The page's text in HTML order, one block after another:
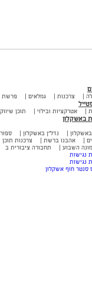
צרכנות גמלאים פרשת
אטרקציות ובילוי תוכן
באשקלון
באשקלון
נדל"ן באשקלון
אהבנו ברשת
צרכנות תוכן
השבוע
תחבורה ציבורית ב
נגישות
נגישות
סנטר חוף אשקלון